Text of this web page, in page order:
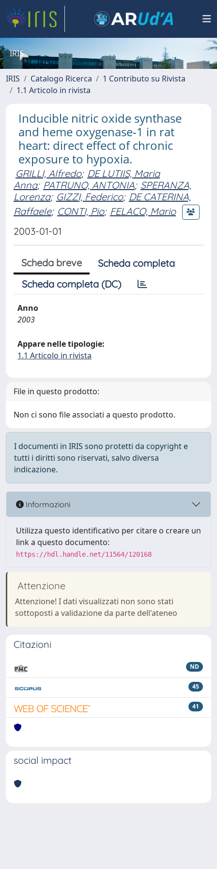
IRIS
IRIS Catalogo Ricerca
1 Contributo su Rivista
1.1 Articolo in rivista
Inducible nitric oxide synthase
and heme oxygenase-1 in rat
heart: direct effect of chronic
exposure to hypoxia.
GRILLI, Alfredo; DE LUTIIS, Maria
Anna; PATRUNO, ANTONIA; SPERANZA,
Lorenza; GIZZI, Federico; DE CATERINA,
Raffaele; CONTI, Pio; FELACO, Mario
2003-01-01
Scheda breve
Scheda completa
Scheda completa (DC)
Anno
2003
Appare nelle tipologie:
1.1 Articolo in rivista
File in questo prodotto:
Non ci sono file associati a questo prodotto.
I documenti in IRIS sono protetti da copyright e
tutti i diritti sono riservati, salvo diversa
indicazione.
Informazioni
Utilizza questo identificativo per citare o creare un
link a questo documento:
https://hdl.handle.net/11564/120168
Attenzione
Attenzione! I dati visualizzati non sono stati
sottoposti a validazione da parte dell'ateneo
Citazioni
ND
45
41
social impact